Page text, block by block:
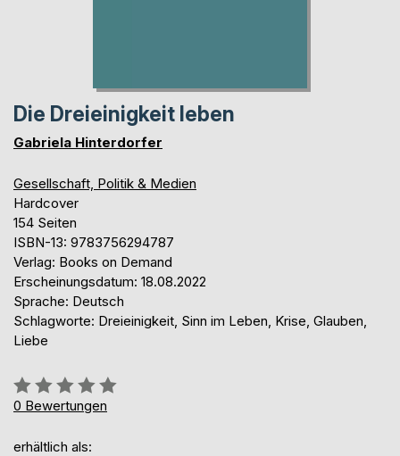
Die Dreieinigkeit leben
Gabriela Hinterdorfer
Gesellschaft, Politik & Medien
Hardcover
154 Seiten
ISBN-13: 9783756294787
Verlag: Books on Demand
Erscheinungsdatum: 18.08.2022
Sprache: Deutsch
Schlagworte: Dreieinigkeit, Sinn im Leben, Krise, Glauben,
Liebe
Bewertung::
0%
0 Bewertungen
erhältlich als: